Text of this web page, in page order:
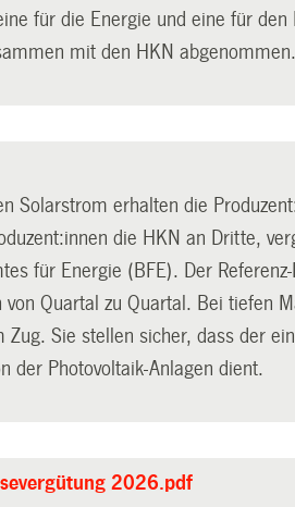
für die Energie und eine für
mit den HKN abgenommen.
Solarstrom erhalten die
die HKN an Dritte,
für Energie (BFE). Der
Quartal zu Quartal. Bei tiefen
Zug. Sie stellen sicher, dass der
der Photovoltaik-Anlagen dient.
2026.pdf